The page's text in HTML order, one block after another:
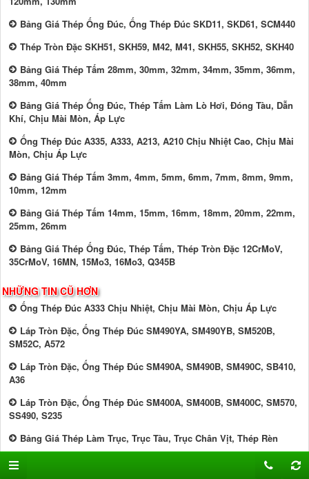
Bảng Giá Thép Ống Đúc, Ống Thép Đúc SKD11, SKD61, SCM440
Thép Tròn Đặc SKH51, SKH59, M42, M41, SKH55, SKH52, SKH40
Bảng Giá Thép Tấm 28mm, 30mm, 32mm, 34mm, 35mm, 36mm,
38mm, 40mm
Bảng Giá Thép Ống Đúc, Thép Tấm Làm Lò Hơi, Đóng Tàu, Dẫn
Khí, Chịu Mài Mòn, Áp Lực
Ống Thép Đúc A335, A333, A213, A210 Chịu Nhiệt Cao, Chịu Mài
Mòn, Chịu Áp Lực
Bảng Giá Thép Tấm 3mm, 4mm, 5mm, 6mm, 7mm, 8mm, 9mm,
10mm, 12mm
Bảng Giá Thép Tấm 14mm, 15mm, 16mm, 18mm, 20mm, 22mm,
25mm, 26mm
Bảng Giá Thép Ống Đúc, Thép Tấm, Thép Tròn Đặc 12CrMoV,
35CrMoV, 16MN, 15Mo3, 16Mo3, Q345B
NHỮNG TIN CŨ HƠN
Ống Thép Đúc A333 Chịu Nhiệt, Chịu Mài Mòn, Chịu Áp Lực
Láp Tròn Đặc, Ống Thép Đúc SM490YA, SM490YB, SM520B,
SM52C, A572
Láp Tròn Đặc, Ống Thép Đúc SM490A, SM490B, SM490C, SB410,
A36
Láp Tròn Đặc, Ống Thép Đúc SM400A, SM400B, SM400C, SM570,
SS490, S235
Bảng Giá Thép Làm Trục, Trục Tàu, Trục Chân Vịt, Thép Rèn
Bảng Giá Thép Ống Đúc 20G, S20C, S45C, 20MN6, SKD11, SCM440